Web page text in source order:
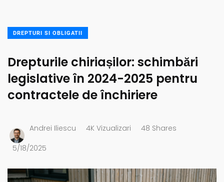
DREPTURI SI OBLIGATII
Drepturile chiriașilor: schimbări
legislative în 2024-2025 pentru
contractele de închiriere
Andrei Iliescu 4K Vizualizari 48 Shares
5/18/2025